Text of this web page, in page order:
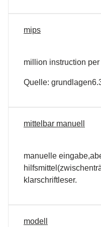
mips
million instruction per
Quelle:
mittelbar manuell
manuelle
klarschriftleser.
modell